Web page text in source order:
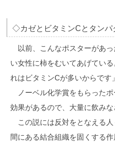
◇カゼとビタミンCとタンパ
以前、こんなポスターがあ
い女性に柿をむいてあげてい
れはビタミンCが多いからです」
ノーベル化学賞をもらった
効果があるので、大量に飲みな
この説には反対をとなえる
間にある結合組織を固くする